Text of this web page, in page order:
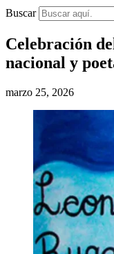
Buscar
Celebración
nacional y
marzo 25, 2026